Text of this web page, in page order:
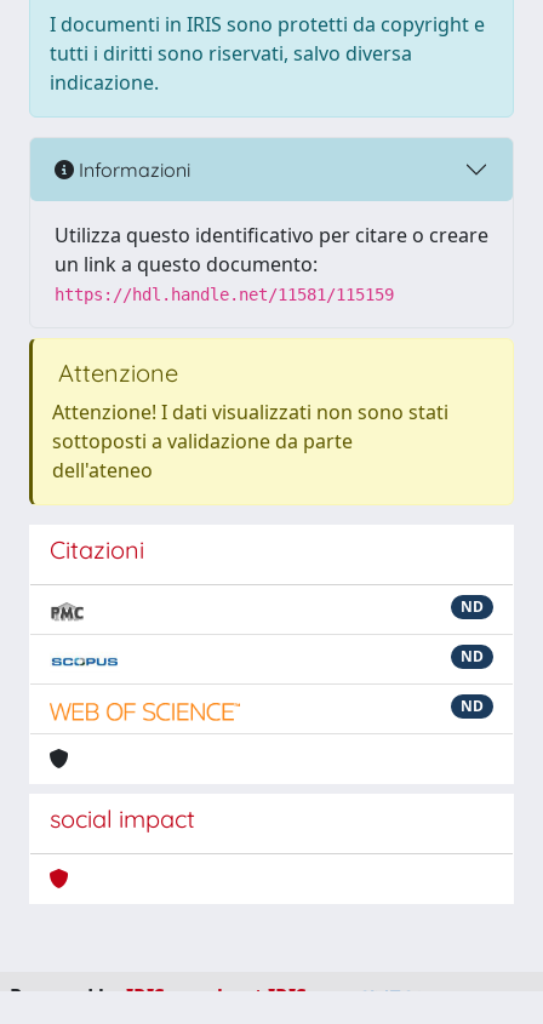
I documenti in IRIS sono protetti da copyright e
tutti i diritti sono riservati, salvo diversa
indicazione.
Informazioni
Utilizza questo identificativo per citare o creare
un link a questo documento:
https://hdl.handle.net/11581/115159
Attenzione
Attenzione! I dati visualizzati non sono stati
sottoposti a validazione da parte
dell'ateneo
Citazioni
ND
ND
ND
social impact
Powered by IRIS about IRIS